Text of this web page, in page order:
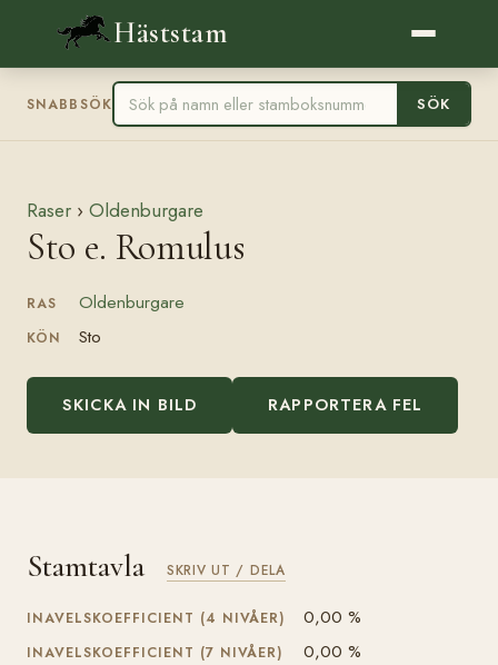
Häststam
SNABBSÖK SÖK
Raser › Oldenburgare
Sto e. Romulus
RAS Oldenburgare
KÖN Sto
SKICKA IN BILD RAPPORTERA FEL
Stamtavla SKRIV UT / DELA
INAVELSKOEFFICIENT (4 NIVÅER) 0,00 %
INAVELSKOEFFICIENT (7 NIVÅER) 0,00 %